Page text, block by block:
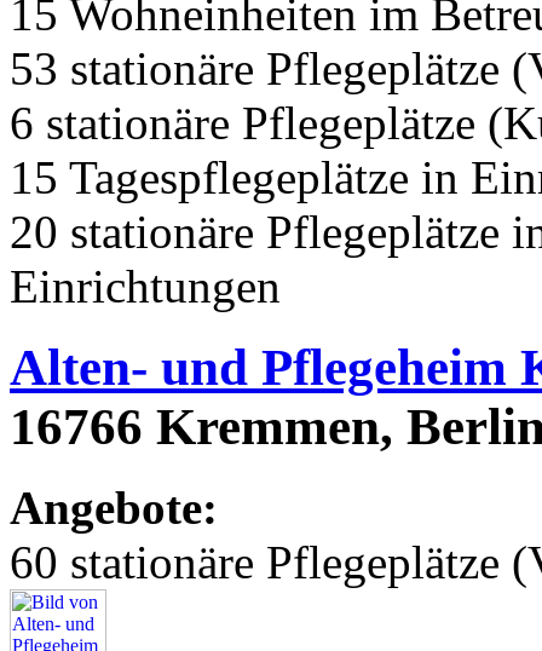
15 Wohneinheiten im
53 stationäre Pflegeplätze
6 stationäre Pflegeplätze
15 Tagespflegeplätze in
20 stationäre Pflegeplätze
Einrichtungen
Alten- und Pflegeheim
16766 Kremmen,
Angebote:
60 stationäre Pflegeplätze